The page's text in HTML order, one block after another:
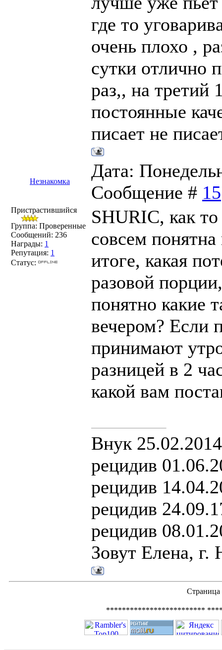
где то
очень плохо ,
сутки отлично
раз,, на третий
постоянные
писает не
Незнакомка
Дата:
Сообщение # 15
Пристрастившийся
Группа: Проверенные
Сообщений: 236
Награды: 1
Репутация: 1
Статус:
SHURIC, как
совсем
итоге, какая
разовой
понятно какие
вечером? Если
принимают
разницей в 2
какой вам
Внук
рецидив
рецидив
рецидив
рецидив
Зовут Елена, г.
Страница
*************************